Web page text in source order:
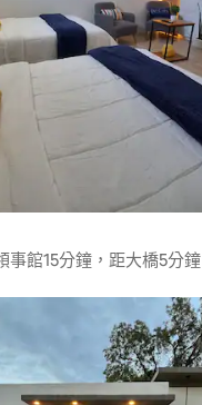
事館15分鐘，距大橋5分鐘